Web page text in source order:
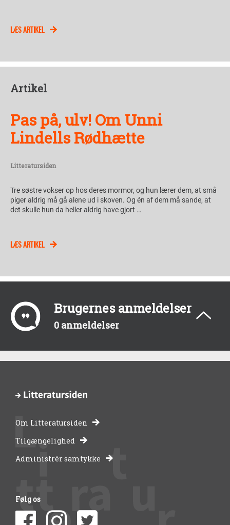
LÆS ARTIKEL
Artikel
Pas på, ulv! Om Unni
Lindells Rødhætte
Litteratursiden
Tre søstre vokser op hos deres mormor, og hun lærer dem, at små
piger aldrig må gå alene ud i skoven. Og én af dem må sande, at
det skulle hun da heller aldrig have gjort …
LÆS ARTIKEL
Brugernes anmeldelser
0 anmeldelser
-
bibliotekernes
side
Om Litteratursiden
Tilgængelighed
Administrér samtykke
Følg os